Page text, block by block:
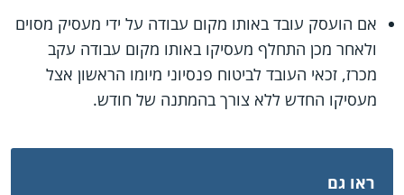
אם הועסק עובד באותו מקום עבודה על ידי מעסיק מסוים
ולאחר מכן התחלף מעסיקו באותו מקום עבודה עקב
מכרז, זכאי העובד לביטוח פנסיוני מיומו הראשון אצל
מעסיקו החדש ללא צורך בהמתנה של חודש.
ראו גם